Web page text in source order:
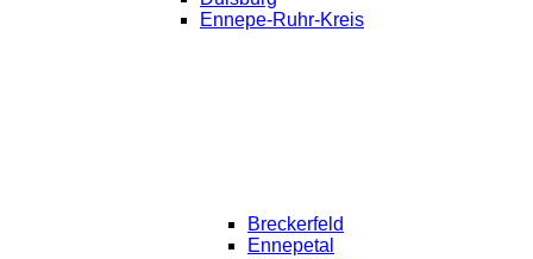
Ennepe-Ruhr-Kreis
Breckerfeld
Ennepetal